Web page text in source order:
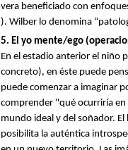
vera beneficiado con
). Wilber lo denomina
5. El yo mente/ego
En el estadio anterior el niño
concreto), en éste puede
puede comenzar a imaginar
comprender "qué ocurriría en
mundo ideal y del soñador.
posibilita la auténtica